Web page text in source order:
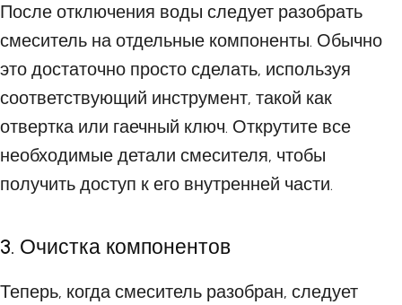
После отключения воды следует разобрать
смеситель на отдельные компоненты. Обычно
это достаточно просто сделать, используя
соответствующий инструмент, такой как
отвертка или гаечный ключ. Открутите все
необходимые детали смесителя, чтобы
получить доступ к его внутренней части.
3. Очистка компонентов
Теперь, когда смеситель разобран, следует